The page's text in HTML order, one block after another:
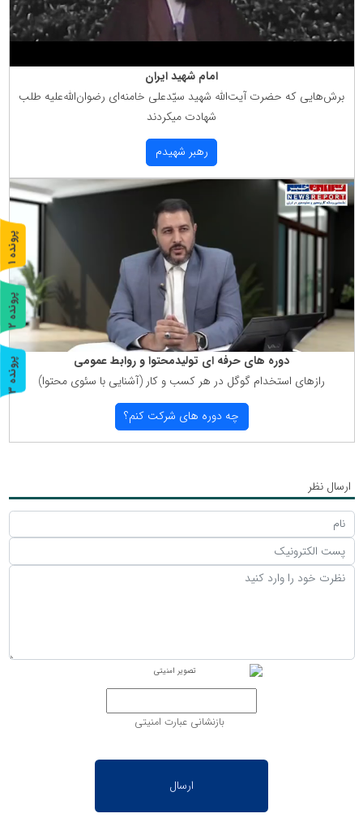
امام شهید ایران
برش‌هایی كه حضرت آیت‌الله شهید سیّدعلی خامنه‌ای رضوان‌الله‌علیه طلب
شهادت میكردند
رهبر شهیدم
دوره های حرفه ای تولیدمحتوا و روابط عمومی
رازهای استخدام گوگل در هر كسب و كار (آشنایی با سئوی محتوا)
چه دوره های شركت كنم؟
ارسال نظر
بازنشانی عبارت امنیتی
پ
ر
و
ن
د
ه
1
پ
ر
و
ن
د
ه
2
پ
ر
و
ن
د
ه
3